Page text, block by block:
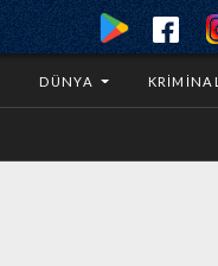
DÜNYA KRIMINAL